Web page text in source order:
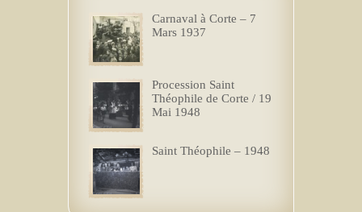
Carnaval à Corte – 7
Mars 1937
Procession Saint
Théophile de Corte / 19
Mai 1948
Saint Théophile – 1948